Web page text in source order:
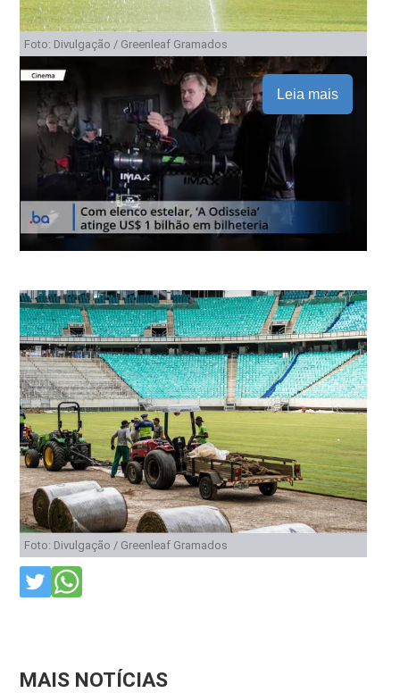
Foto: Divulgação / Greenleaf Gramados
Leia mais
Foto: Divulgação / Greenleaf Gramados
MAIS NOTÍCIAS